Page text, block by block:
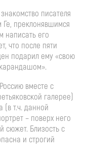
писателя
преклонявшимся
написать его
что после пяти
подарил ему «свою
вместе с
галерее)
(в т.ч. данной
– поверх него
сюжет. Близость с
и строгий